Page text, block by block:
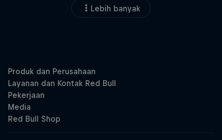
Lebih banyak